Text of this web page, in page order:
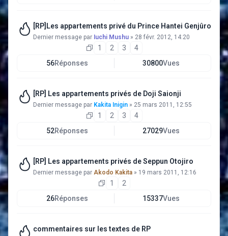
[RP]Les appartements privé du Prince Hantei Genjûro
Dernier message par Iuchi Mushu » 28 févr. 2012, 14:20
1 2 3
4
56Réponses 30800Vues
[RP] Les appartements privés de Doji Saionji
Dernier message par Kakita Inigin » 25 mars 2011, 12:55
1 2 3
4
52Réponses 27029Vues
[RP] Les appartements privés de Seppun Otojiro
Dernier message par Akodo Kakita » 19 mars 2011, 12:16
1
2
26Réponses 15337Vues
commentaires sur les textes de RP